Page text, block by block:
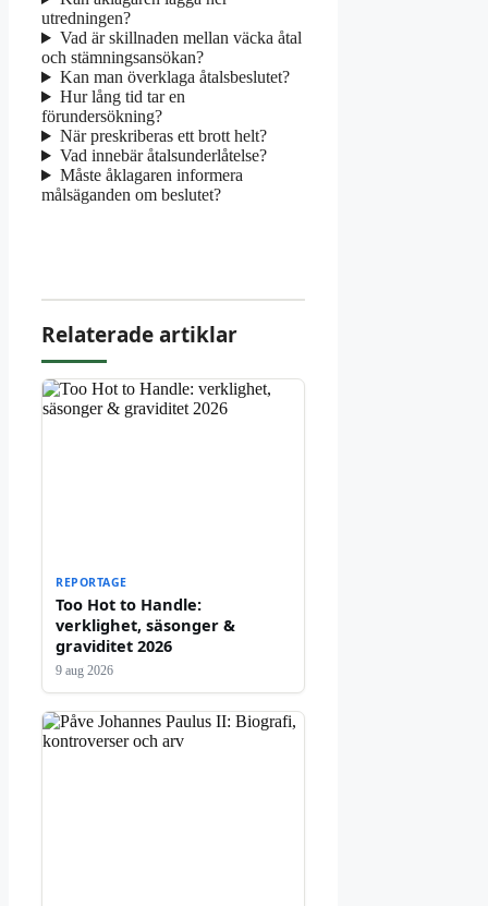
utredningen?
Vad är skillnaden mellan väcka åtal
och stämningsansökan?
Kan man överklaga åtalsbeslutet?
Hur lång tid tar en
förundersökning?
När preskriberas ett brott helt?
Vad innebär åtalsunderlåtelse?
Måste åklagaren informera
målsäganden om beslutet?
Relaterade artiklar
REPORTAGE
Too Hot to Handle:
verklighet, säsonger &
graviditet 2026
9 aug 2026